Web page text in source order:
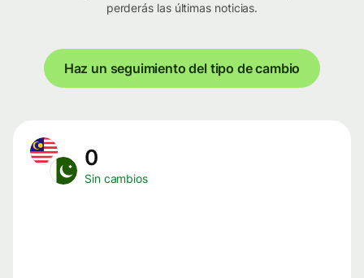
perderás las últimas noticias.
Haz un seguimiento del tipo de cambio
0
Sin cambios